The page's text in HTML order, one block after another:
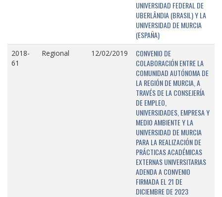
UNIVERSIDAD FEDERAL DE
UBERLÂNDIA (BRASIL) Y LA
UNIVERSIDAD DE MURCIA
(ESPAÑA)
2018-
61
Regional 12/02/2019
CONVENIO DE
COLABORACIÓN ENTRE LA
COMUNIDAD AUTÓNOMA DE
LA REGIÓN DE MURCIA, A
TRAVÉS DE LA CONSEJERÍA
DE EMPLEO,
UNIVERSIDADES, EMPRESA Y
MEDIO AMBIENTE Y LA
UNIVERSIDAD DE MURCIA
PARA LA REALIZACIÓN DE
PRÁCTICAS ACADÉMICAS
EXTERNAS UNIVERSITARIAS
ADENDA A CONVENIO
FIRMADA EL 21 DE
DICIEMBRE DE 2023